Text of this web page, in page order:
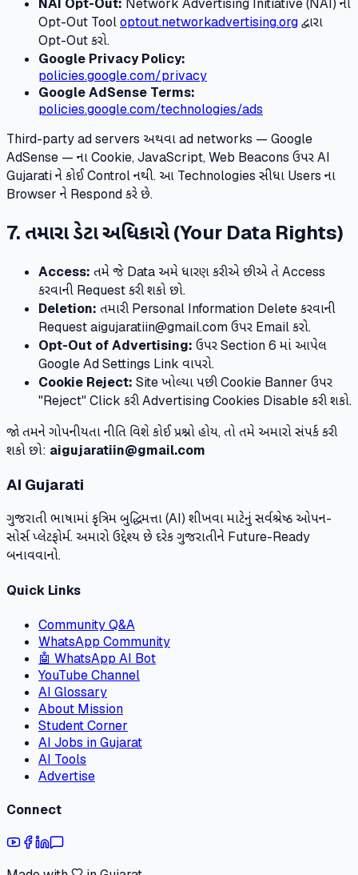
NAI Opt-Out: Network Advertising Initiative (NAI) ના
Opt-Out Tooloptout.networkadvertising.orgદ્વારા
Opt-Out કરો.
Google Privacy Policy:
policies.google.com/privacy
Google AdSense Terms:
policies.google.com/technologies/ads
Third-party ad servers અથવા ad networks — Google
AdSense — ના Cookie, JavaScript, Web Beacons ઉપર AI
Gujarati ને કોઈ Control નથી. આ Technologies સીધા Users ના
Browser ને Respond કરે છે.
7. તમારા ડેટા અધિકારો (Your Data Rights)
Access: તમે જે Data અમે ધારણ કરીએ છીએ તે Access
કરવાની Request કરી શકો છો.
Deletion: તમારી Personal Information Delete કરવાની
Request aigujaratiin@gmail.com ઉપર Email કરો.
Opt-Out of Advertising: ઉપર Section 6 માં આપેલ
Google Ad Settings Link વાપરો.
Cookie Reject: Site ખોલ્યા પછી Cookie Banner ઉપર
"Reject" Click કરી Advertising Cookies Disable કરી શકો.
જો તમને ગોપનીયતા નીતિ વિશે કોઈ પ્રશ્નો હોય, તો તમે અમારો સંપર્ક કરી
શકો છો: aigujaratiin@gmail.com
AI Gujarati
ગુજરાતી ભાષામાં કૃત્રિમ બુદ્ધિમત્તા (AI) શીખવા માટેનું સર્વશ્રેષ્ઠ ઓપન-
સોર્સ પ્લેટફોર્મ. અમારો ઉદ્દેશ્ય છે દરેક ગુજરાતીને Future-Ready
બનાવવાનો.
Quick Links
Community Q&A
WhatsApp Community
🤖 WhatsApp AI Bot
YouTube Channel
AI Glossary
About Mission
Student Corner
AI Jobs in Gujarat
AI Tools
Advertise
Connect